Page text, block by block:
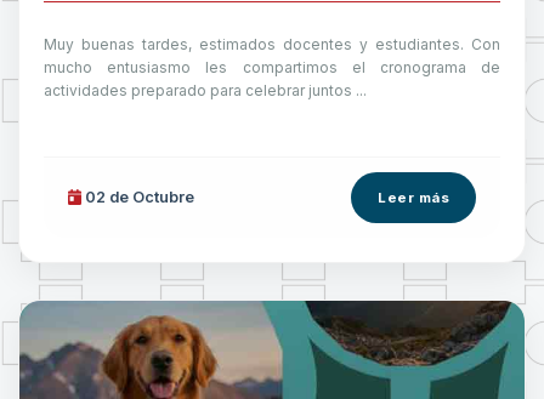
Muy buenas tardes, estimados docentes y estudiantes. Con
mucho entusiasmo les compartimos el cronograma de
actividades preparado para celebrar juntos ...
02 de Octubre Leer más